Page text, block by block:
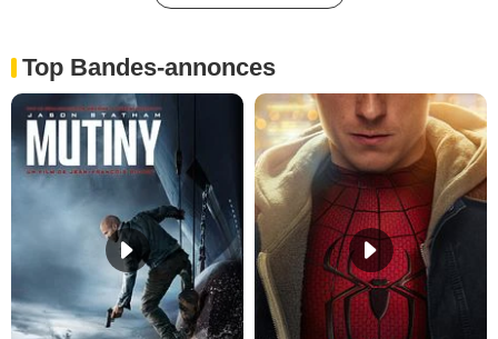
Top Bandes-annonces